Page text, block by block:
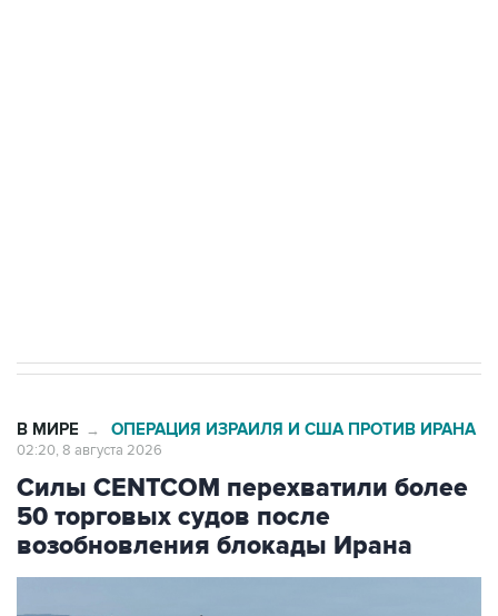
В МИРЕ → ОПЕРАЦИЯ ИЗРАИЛЯ И США ПРОТИВ ИРАНА
02:20, 8 августа 2026
Силы CENTCOM перехватили более
50 торговых судов после
возобновления блокады Ирана